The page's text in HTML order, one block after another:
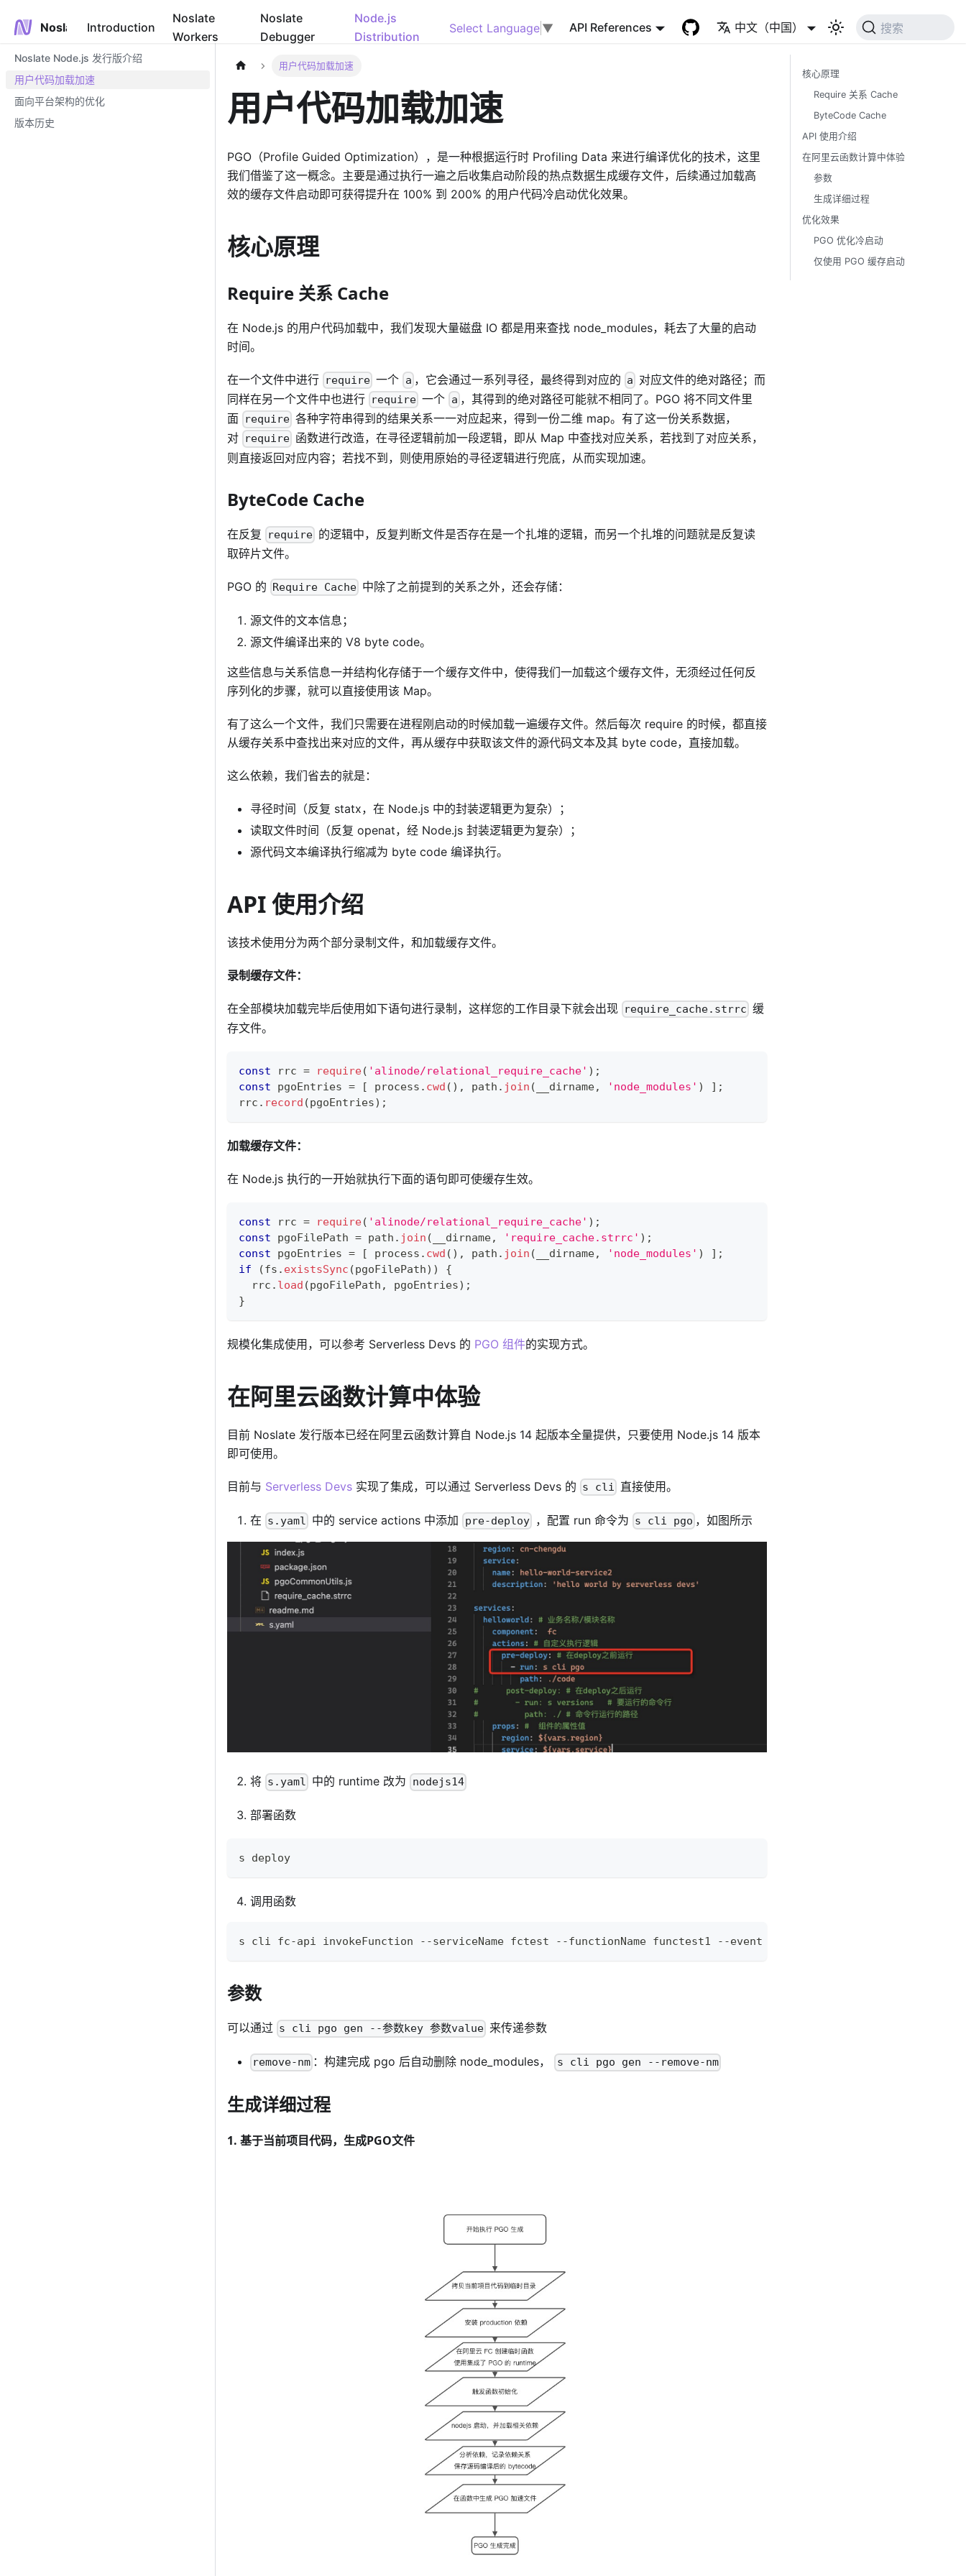
Noslate Introduction
Noslate
Workers
Noslate
Debugger
Node.js
Distribution
Select Language ▼ API References 中文（中国） 搜索
Noslate Node.js 发行版介绍
用户代码加载加速
面向平台架构的优化
版本历史
用户代码加载加速
用户代码加载加速
PGO（Profile Guided Optimization），是一种根据运行时 Profiling Data 来进行编译优化的技术，这里
我们借鉴了这一概念。主要是通过执行一遍之后收集启动阶段的热点数据生成缓存文件，后续通过加载高
效的缓存文件启动即可获得提升在 100% 到 200% 的用户代码冷启动优化效果。
核心原理
Require 关系 Cache
在 Node.js 的用户代码加载中，我们发现大量磁盘 IO 都是用来查找 node_modules，耗去了大量的启动
时间。
在一个文件中进行 require 一个 a ，它会通过一系列寻径，最终得到对应的 a 对应文件的绝对路径；而
同样在另一个文件中也进行 require 一个 a ，其得到的绝对路径可能就不相同了。PGO 将不同文件里
面 require 各种字符串得到的结果关系一一对应起来，得到一份二维 map。有了这一份关系数据，
对 require 函数进行改造，在寻径逻辑前加一段逻辑，即从 Map 中查找对应关系，若找到了对应关系，
则直接返回对应内容；若找不到，则使用原始的寻径逻辑进行兜底，从而实现加速。
ByteCode Cache
在反复 require 的逻辑中，反复判断文件是否存在是一个扎堆的逻辑，而另一个扎堆的问题就是反复读
取碎片文件。
PGO 的 Require Cache 中除了之前提到的关系之外，还会存储：
源文件的文本信息；
源文件编译出来的 V8 byte code。
这些信息与关系信息一并结构化存储于一个缓存文件中，使得我们一加载这个缓存文件，无须经过任何反
序列化的步骤，就可以直接使用该 Map。
有了这么一个文件，我们只需要在进程刚启动的时候加载一遍缓存文件。然后每次 require 的时候，都直接
从缓存关系中查找出来对应的文件，再从缓存中获取该文件的源代码文本及其 byte code，直接加载。
这么依赖，我们省去的就是：
寻径时间（反复 statx，在 Node.js 中的封装逻辑更为复杂）；
读取文件时间（反复 openat，经 Node.js 封装逻辑更为复杂）；
源代码文本编译执行缩减为 byte code 编译执行。
API 使用介绍
该技术使用分为两个部分录制文件，和加载缓存文件。
录制缓存文件：
在全部模块加载完毕后使用如下语句进行录制，这样您的工作目录下就会出现 require_cache.strrc 缓
存文件。
const rrc = require( 'alinode/relational_require_cache' ) ;
const pgoEntries = [ process . cwd ( ) , path . join ( __dirname, 'node_modules' ) ] ;
rrc . record (pgoEntries) ;
加载缓存文件：
在 Node.js 执行的一开始就执行下面的语句即可使缓存生效。
const rrc = require( 'alinode/relational_require_cache' ) ;
const pgoFilePath = path . join ( __dirname, 'require_cache.strrc' ) ;
const pgoEntries = [ process . cwd ( ) , path . join ( __dirname, 'node_modules' ) ] ;
if
(fs . existsSync (pgoFilePath) )
{
  rrc
. load (pgoFilePath , pgoEntries) ;
}
规模化集成使用，可以参考 Serverless Devs 的 PGO 组件的实现方式。
在阿里云函数计算中体验
目前 Noslate 发行版本已经在阿里云函数计算自 Node.js 14 起版本全量提供，只要使用 Node.js 14 版本
即可使用。
目前与 Serverless Devs 实现了集成，可以通过 Serverless Devs 的 s cli 直接使用。
在 s.yaml 中的 service actions 中添加 pre-deploy ，配置 run 命令为 s cli pgo ，如图所示
将 s.yaml 中的 runtime 改为 nodejs14
部署函数
s deploy
调用函数
s cli fc-api invokeFunction --serviceName fctest --functionName functest1 --event
参数
可以通过 s cli pgo gen --参数key 参数value 来传递参数
remove-nm ：构建完成 pgo 后自动删除 node_modules， s cli pgo gen --remove-nm
生成详细过程
1. 基于当前项目代码，生成PGO文件
核心原理
Require 关系 Cache
ByteCode Cache
API 使用介绍
在阿里云函数计算中体验
参数
生成详细过程
优化效果
PGO 优化冷启动
仅使用 PGO 缓存启动